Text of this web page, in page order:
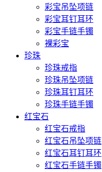
彩宝吊坠项链
彩宝耳钉耳环
彩宝手链手镯
裸彩宝
珍珠
珍珠戒指
珍珠吊坠项链
珍珠耳钉耳环
珍珠手链手镯
红宝石
红宝石戒指
红宝石吊坠项链
红宝石耳钉耳环
红宝石手链手镯